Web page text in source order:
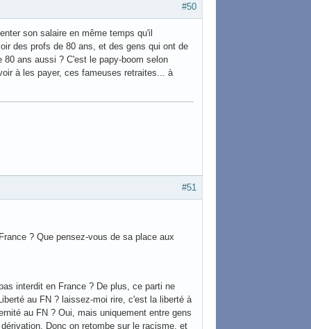
#50
son salaire en même temps qu'il
des profs de 80 ans, et des gens qui ont de
ans aussi ? C'est le papy-boom selon
à les payer, ces fameuses retraites... à
#51
? Que pensez-vous de sa place aux
interdit en France ? De plus, ce parti ne
au FN ? laissez-moi rire, c'est la liberté à
au FN ? Oui, mais uniquement entre gens
Donc on retombe sur le racisme, et